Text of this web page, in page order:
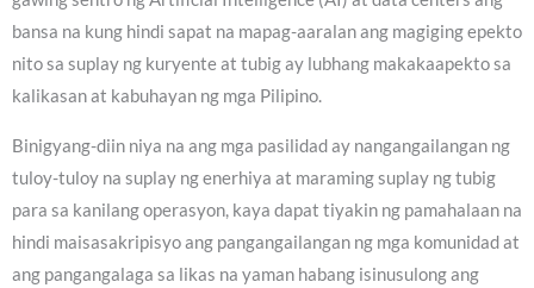
bansa na kung hindi sapat na mapag-aaralan ang magiging epekto
nito sa suplay ng kuryente at tubig ay lubhang makakaapekto sa
kalikasan at kabuhayan ng mga Pilipino.
Binigyang-diin niya na ang mga pasilidad ay nangangailangan ng
tuloy-tuloy na suplay ng enerhiya at maraming suplay ng tubig
para sa kanilang operasyon, kaya dapat tiyakin ng pamahalaan na
hindi maisasakripisyo ang pangangailangan ng mga komunidad at
ang pangangalaga sa likas na yaman habang isinusulong ang